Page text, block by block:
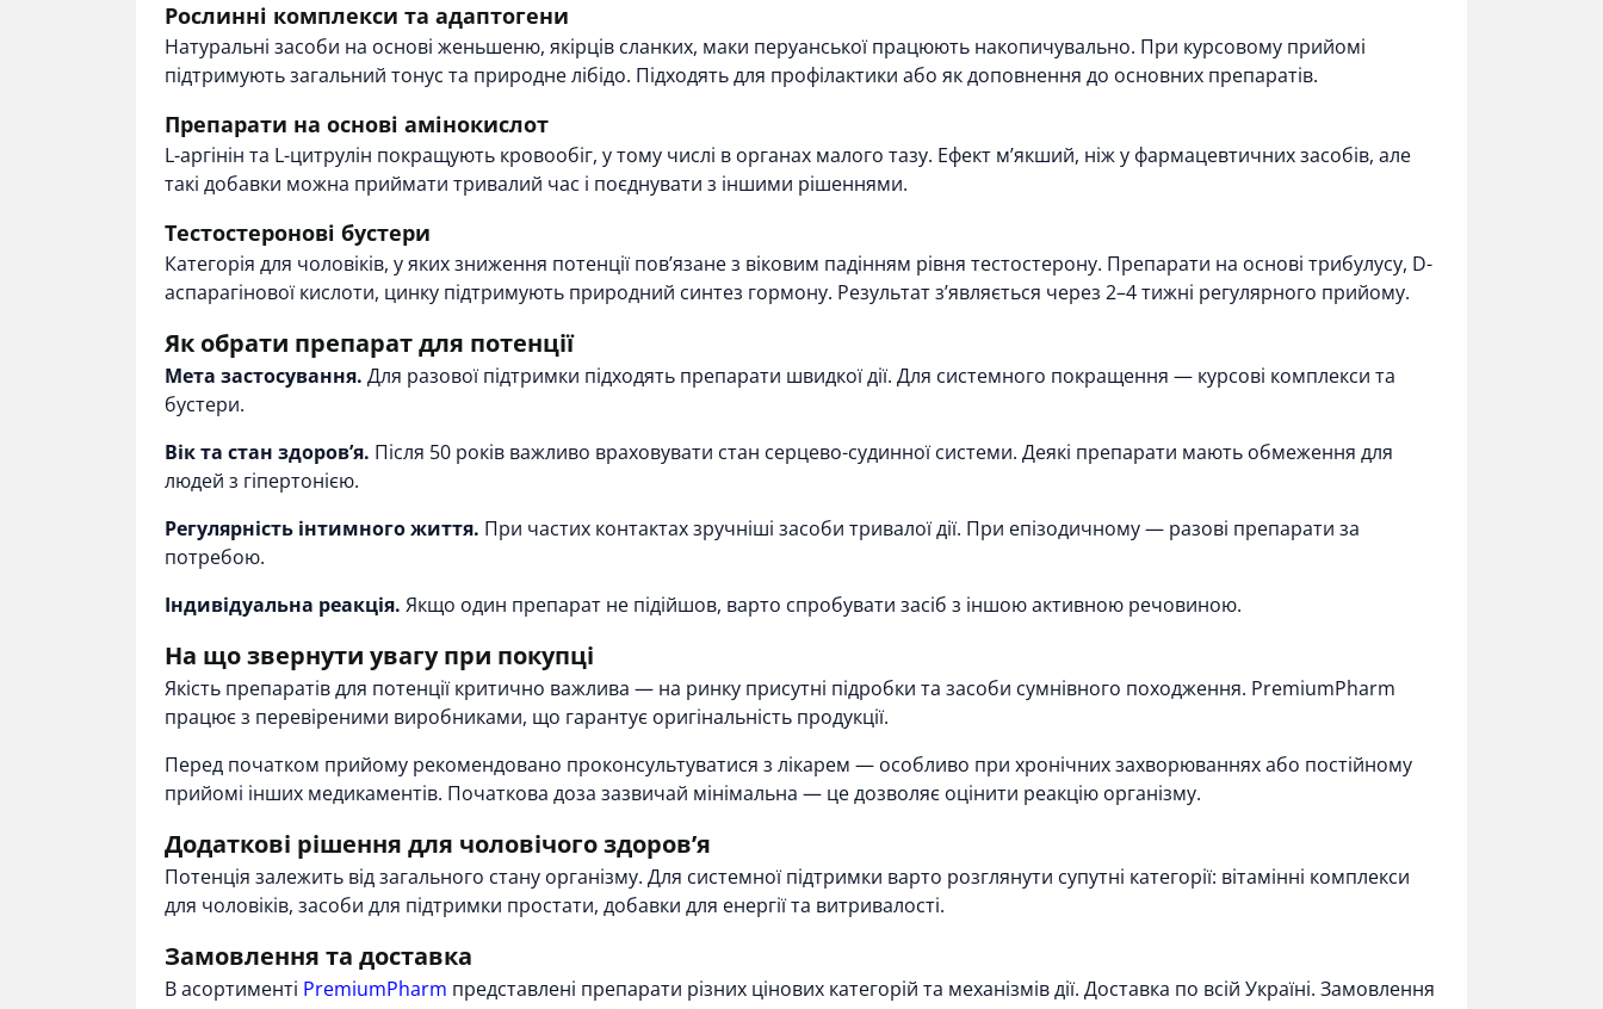
Рослинні комплекси та адаптогени
Натуральні засоби на основі женьшеню, якірців сланких, маки перуанської працюють накопичувально. При курсовому прийомі
підтримують загальний тонус та природне лібідо. Підходять для профілактики або як доповнення до основних препаратів.
Препарати на основі амінокислот
L-аргінін та L-цитрулін покращують кровообіг, у тому числі в органах малого тазу. Ефект мʼякший, ніж у фармацевтичних засобів, але
такі добавки можна приймати тривалий час і поєднувати з іншими рішеннями.
Тестостеронові бустери
Категорія для чоловіків, у яких зниження потенції повʼязане з віковим падінням рівня тестостерону. Препарати на основі трибулусу, D-
аспарагінової кислоти, цинку підтримують природний синтез гормону. Результат зʼявляється через 2–4 тижні регулярного прийому.
Як обрати препарат для потенції
Мета застосування. Для разової підтримки підходять препарати швидкої дії. Для системного покращення — курсові комплекси та
бустери.
Вік та стан здоровʼя. Після 50 років важливо враховувати стан серцево-судинної системи. Деякі препарати мають обмеження для
людей з гіпертонією.
Регулярність інтимного життя. При частих контактах зручніші засоби тривалої дії. При епізодичному — разові препарати за
потребою.
Індивідуальна реакція. Якщо один препарат не підійшов, варто спробувати засіб з іншою активною речовиною.
На що звернути увагу при покупці
Якість препаратів для потенції критично важлива — на ринку присутні підробки та засоби сумнівного походження. PremiumPharm
працює з перевіреними виробниками, що гарантує оригінальність продукції.
Перед початком прийому рекомендовано проконсультуватися з лікарем — особливо при хронічних захворюваннях або постійному
прийомі інших медикаментів. Початкова доза зазвичай мінімальна — це дозволяє оцінити реакцію організму.
Додаткові рішення для чоловічого здоровʼя
Потенція залежить від загального стану організму. Для системної підтримки варто розглянути супутні категорії: вітамінні комплекси
для чоловіків, засоби для підтримки простати, добавки для енергії та витривалості.
Замовлення та доставка
В асортименті PremiumPharm представлені препарати різних цінових категорій та механізмів дії. Доставка по всій Україні. Замовлення